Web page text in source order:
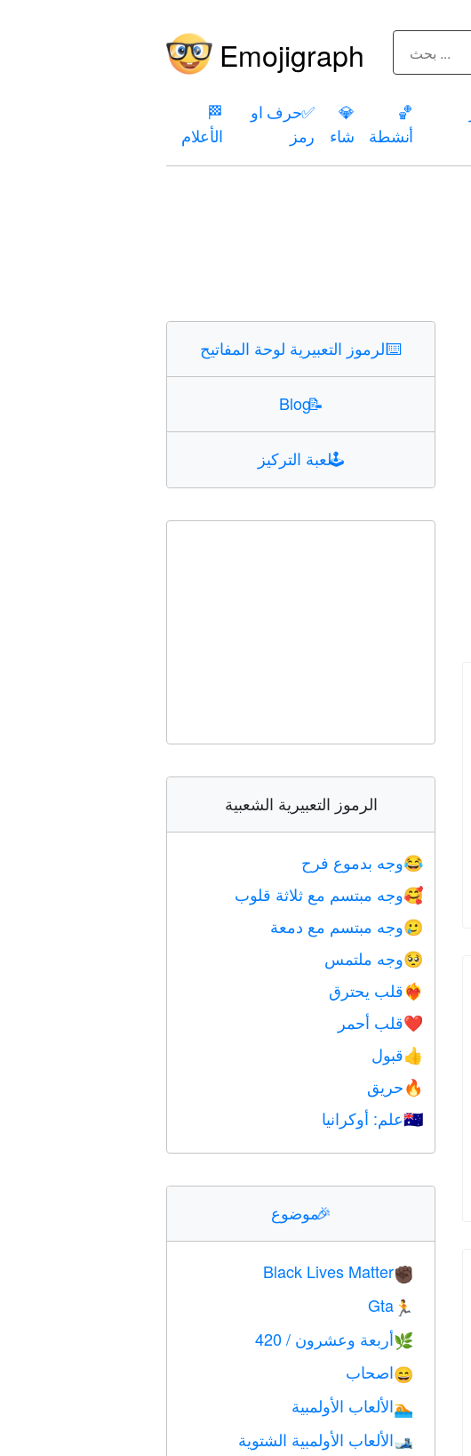
Emojigraph
🏀
أنشطة
💎
شاء
✅حرف او
رمز
🏁
الأعلام
⌨️الرموز التعبيرية لوحة المفاتيح
📝
Blog
🕹️لعبة التركيز
الرموز التعبيرية الشعبية
😂وجه بدموع فرح
🥰وجه مبتسم مع ثلاثة قلوب
🥲وجه مبتسم مع دمعة
🥺وجه ملتمس
❤️‍🔥قلب يحترق
❤️قلب أحمر
👍قبول
🔥حريق
🇺🇦علم: أوكرانيا
🎉موضوع
✊🏿
Black Lives Matter
🏃
Gta
🌿أربعة وعشرون / 420
😄اصحاب
🏊الألعاب الأولمبية
🎿الألعاب الأولمبية الشتوية